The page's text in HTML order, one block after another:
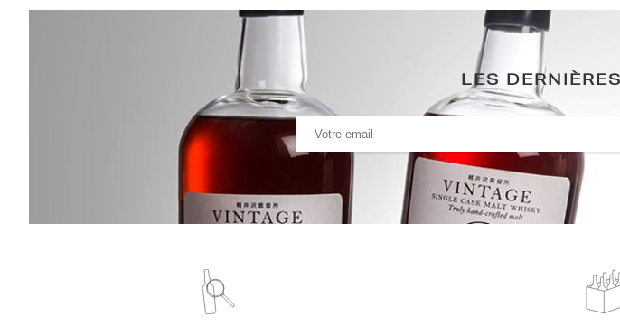
Analyse & Performance du spiritueux
Glenfarclas 12 years Of. Compagnie Générale d'Importation
VARIATION DE LA COTE
LES